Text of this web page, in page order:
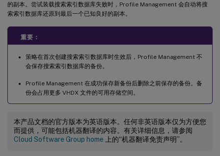
的副本。尝试装载搜索索引数据库失败时，Profile Management 会自动将搜
索索引数据库还原到最后一个已知良好的副本。
重要：
策略在首次创建搜索索引数据库时生效后，Profile Management 不
会保存搜索索引数据库的备份。
Profile Management 在成功保存新备份后删除之前保存的备份。备
份会占用更多 VHDX 文件的可用存储空间。
本产品文档的官方版本为英语版本。任何非英语版本仅为方便您
而提供，可能包括机器翻译的内容。有关详细信息，请参阅
Cloud Software Group home 上的“机器翻译免责声明”。